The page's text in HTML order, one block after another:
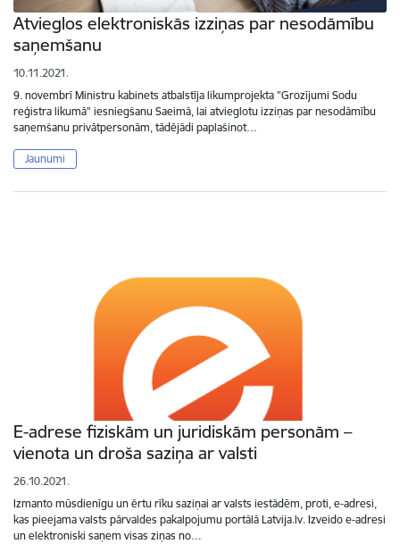
Atvieglos elektroniskās izziņas par nesodāmību
saņemšanu
10.11.2021.
9. novembrī Ministru kabinets atbalstīja likumprojekta "Grozījumi Sodu
reģistra likumā" iesniegšanu Saeimā, lai atvieglotu izziņas par nesodāmību
saņemšanu privātpersonām, tādējādi paplašinot…
Jaunumi
E-adrese fiziskām un juridiskām personām –
vienota un droša saziņa ar valsti
26.10.2021.
Izmanto mūsdienīgu un ērtu rīku saziņai ar valsts iestādēm, proti, e-adresi,
kas pieejama valsts pārvaldes pakalpojumu portālā Latvija.lv. Izveido e-adresi
un elektroniski saņem visas ziņas no…